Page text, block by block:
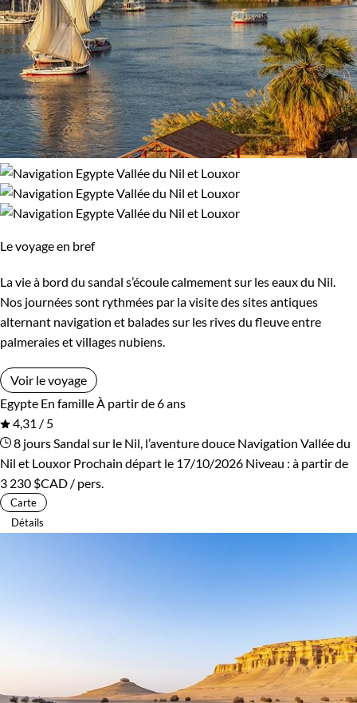
Le voyage en bref
La vie à bord du sandal s’écoule calmement sur les eaux du Nil.
Nos journées sont rythmées par la visite des sites antiques
alternant navigation et balades sur les rives du fleuve entre
palmeraies et villages nubiens.
Voir le voyage
Egypte En familleÀ partir de 6 ans
4,31 / 5
8 joursSandal sur le Nil, l’aventure douce Navigation Vallée du
Nil et Louxor Prochain départ le 17/10/2026 Niveau : à partir de
3 230 $CAD / pers.
Carte
Détails